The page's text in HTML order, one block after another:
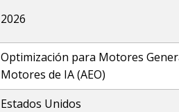
2026
Optimización para Motores
Motores de IA (AEO)
Estados Unidos